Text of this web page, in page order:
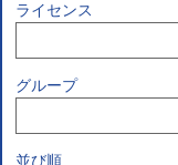
ライセンス
グループ
並び順